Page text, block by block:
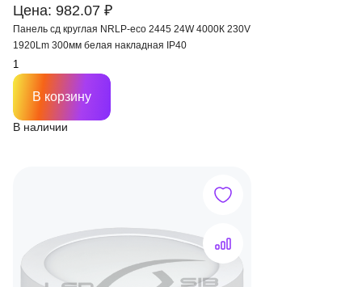
Цена: 982.07 ₽
Панель сд круглая NRLP-eco 2445 24W 4000К 230V
1920Lm 300мм белая накладная IP40
В наличии
В корзину